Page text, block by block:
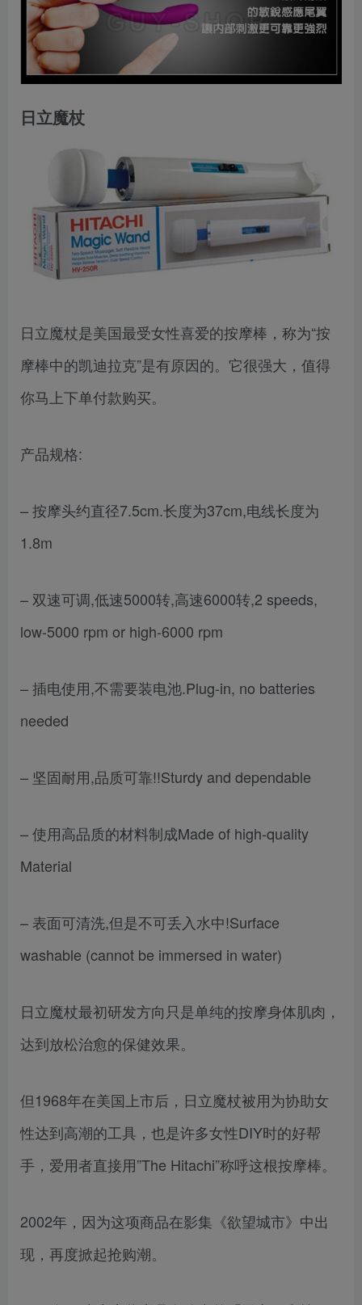
日立魔杖
日立魔杖是美国最受女性喜爱的按摩棒，称为“按
摩棒中的凯迪拉克”是有原因的。它很强大，值得
你马上下单付款购买。
产品规格:
– 按摩头约直径7.5cm.长度为37cm,电线长度为
1.8m
– 双速可调,低速5000转,高速6000转,2 speeds,
low-5000 rpm or high-6000 rpm
– 插电使用,不需要装电池.Plug-in, no batteries
needed
– 坚固耐用,品质可靠!!Sturdy and dependable
– 使用高品质的材料制成Made of high-quality
Material
– 表面可清洗,但是不可丢入水中!Surface
washable (cannot be immersed in water)
日立魔杖最初研发方向只是单纯的按摩身体肌肉，
达到放松治愈的保健效果。
但1968年在美国上市后，日立魔杖被用为协助女
性达到高潮的工具，也是许多女性DIY时的好帮
手，爱用者直接用”The Hitachi”称呼这根按摩棒。
2002年，因为这项商品在影集《欲望城市》中出
现，再度掀起抢购潮。